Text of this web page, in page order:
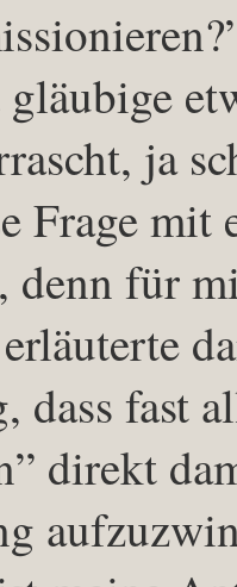
ja
Frage
denn für
dass fast
direkt